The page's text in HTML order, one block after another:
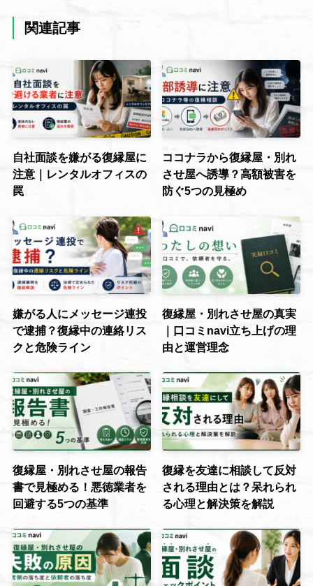
関連記事
自社面談を嫌がる復縁屋に
注意｜レンタルオフィスの
罠
ココナラから復縁屋・別れ
させ屋へ誘導？高額被害を
防ぐ5つの見極め
嫌がる人にメッセージ連投
で逮捕？復縁中の連絡リス
クと危険ライン
復縁屋・別れさせ屋の真実
｜口コミnavi立ち上げの理
由と運営理念
復縁屋・別れさせ屋の報告
書で見極める！悪徳業者を
回避する5つの基準
復縁を友達に相談して反対
される理由とは？呆れられ
る心理と解決策を解説